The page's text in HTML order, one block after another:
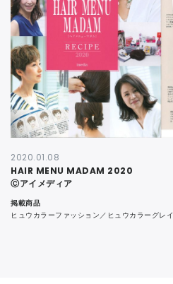
2020.01.08
HAIR MENU MADAM 2020
Ⓒアイメディア
掲載商品
ヒュウカラーファッション／ヒュウカラーグレイ